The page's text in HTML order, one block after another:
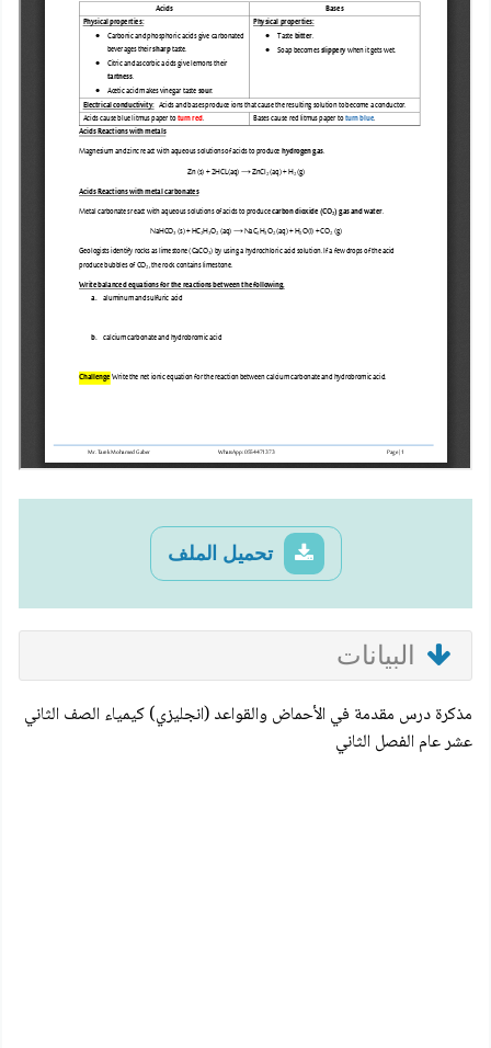
تحميل الملف
البيانات
مذكرة درس مقدمة في الأحماض والقواعد (انجليزي) كيمياء الصف الثاني
عشر عام الفصل الثاني